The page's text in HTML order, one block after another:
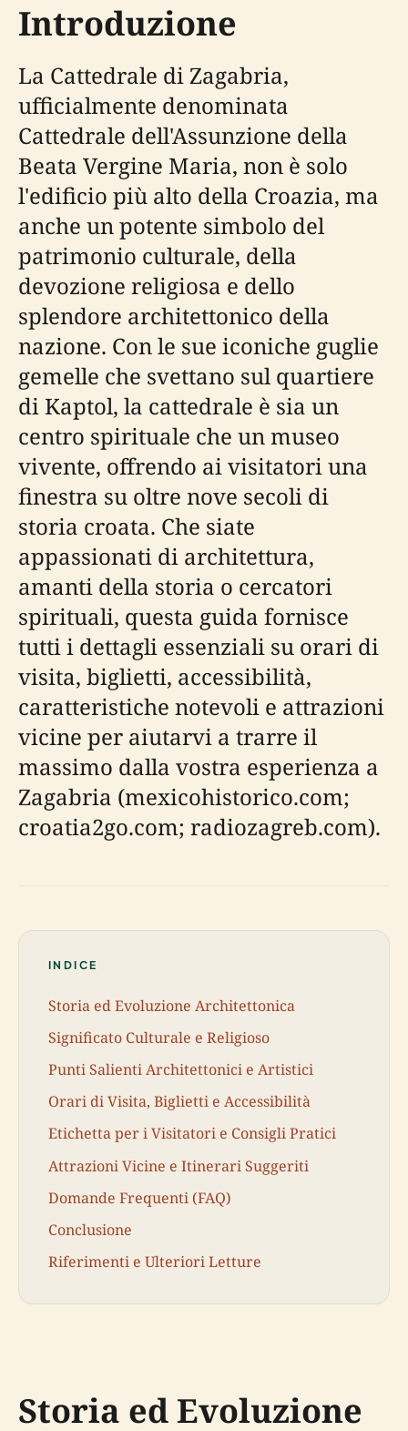
Introduzione
La Cattedrale di Zagabria,
ufficialmente denominata
Cattedrale dell'Assunzione della
Beata Vergine Maria, non è solo
l'edificio più alto della Croazia, ma
anche un potente simbolo del
patrimonio culturale, della
devozione religiosa e dello
splendore architettonico della
nazione. Con le sue iconiche guglie
gemelle che svettano sul quartiere
di Kaptol, la cattedrale è sia un
centro spirituale che un museo
vivente, offrendo ai visitatori una
finestra su oltre nove secoli di
storia croata. Che siate
appassionati di architettura,
amanti della storia o cercatori
spirituali, questa guida fornisce
tutti i dettagli essenziali su orari di
visita, biglietti, accessibilità,
caratteristiche notevoli e attrazioni
vicine per aiutarvi a trarre il
massimo dalla vostra esperienza a
Zagabria (mexicohistorico.com;
croatia2go.com; radiozagreb.com).
INDICE
Storia ed Evoluzione Architettonica
Significato Culturale e Religioso
Punti Salienti Architettonici e Artistici
Orari di Visita, Biglietti e Accessibilità
Etichetta per i Visitatori e Consigli Pratici
Attrazioni Vicine e Itinerari Suggeriti
Domande Frequenti (FAQ)
Conclusione
Riferimenti e Ulteriori Letture
Storia ed Evoluzione